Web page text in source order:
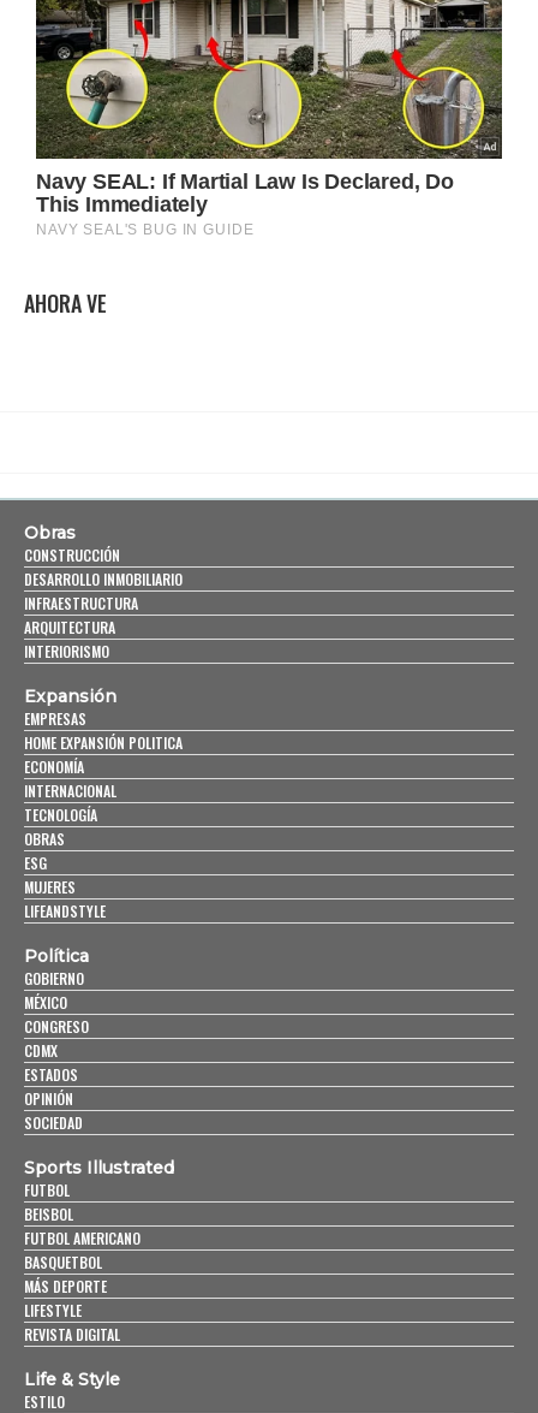
AHORA VE
Obras
CONSTRUCCIÓN
DESARROLLO INMOBILIARIO
INFRAESTRUCTURA
ARQUITECTURA
INTERIORISMO
Expansión
EMPRESAS
HOME EXPANSIÓN POLITICA
ECONOMÍA
INTERNACIONAL
TECNOLOGÍA
OBRAS
ESG
MUJERES
LIFEANDSTYLE
Política
GOBIERNO
MÉXICO
CONGRESO
CDMX
ESTADOS
OPINIÓN
SOCIEDAD
Sports Illustrated
FUTBOL
BEISBOL
FUTBOL AMERICANO
BASQUETBOL
MÁS DEPORTE
LIFESTYLE
REVISTA DIGITAL
Life & Style
ESTILO